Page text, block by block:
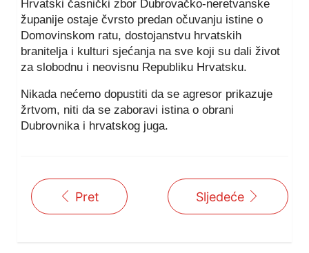
Hrvatski časnički zbor Dubrovačko-neretvanske
županije ostaje čvrsto predan očuvanju istine o
Domovinskom ratu, dostojanstvu hrvatskih
branitelja i kulturi sjećanja na sve koji su dali život
za slobodnu i neovisnu Republiku Hrvatsku.
Nikada nećemo dopustiti da se agresor prikazuje
žrtvom, niti da se zaboravi istina o obrani
Dubrovnika i hrvatskog juga.
Pret Sljedeće